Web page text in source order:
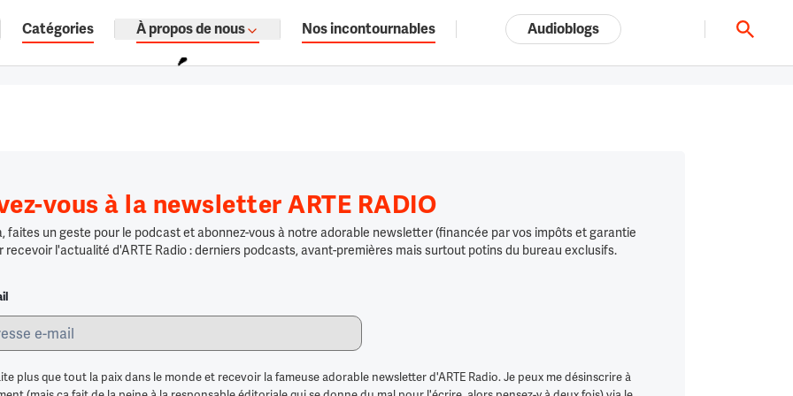
documentaires audio.
Tout l'univers ARTE.tv
Catégories À propos de nous Nos incontournables Audioblogs
vous à la newsletter ARTE RADIO
faites un geste pour le podcast et abonnez-vous à notre adorable newsletter (financée par vos impôts et garantie
recevoir l'actualité d'ARTE Radio : derniers podcasts, avant-premières mais surtout potins du bureau exclusifs.
plus que tout la paix dans le monde et recevoir la fameuse adorable newsletter d'ARTE Radio. Je peux me désinscrire à